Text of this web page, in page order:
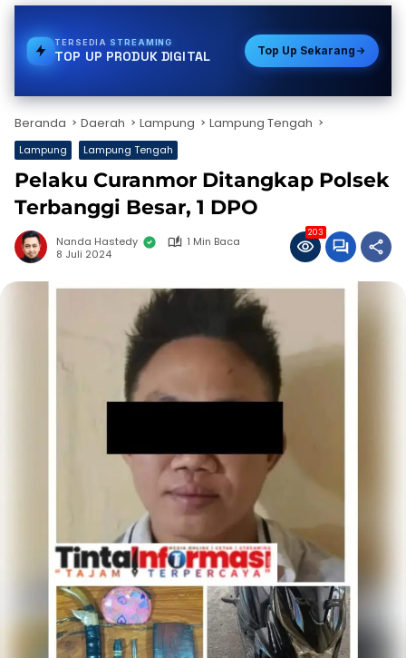
TERSEDIA BPJS
TOP UP PRODUK DIGITAL Top Up Sekarang
Beranda Daerah Lampung Lampung Tengah
Lampung Lampung Tengah
Pelaku Curanmor Ditangkap Polsek
Terbanggi Besar, 1 DPO
Nanda Hastedy
1 Min Baca
8 Juli 2024
203